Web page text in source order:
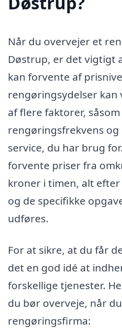
Når du overvejer et
Døstrup, er det vigtigt
kan forvente af
rengøringsydelser
af flere faktorer,
rengøringsfrekvens og
service, du har brug
forvente priser fra
kroner i timen, alt
og de specifikke
udføres.
For at sikre, at du får
det en god idé at
forskellige tjenester.
du bør overveje, når
rengøringsfirma: